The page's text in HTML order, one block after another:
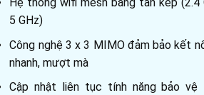
5 GHz)
Công nghệ 3 x 3 MIMO đảm bảo kết
nhanh, mượt mà
Cập nhật liên tục tính năng bảo vệ